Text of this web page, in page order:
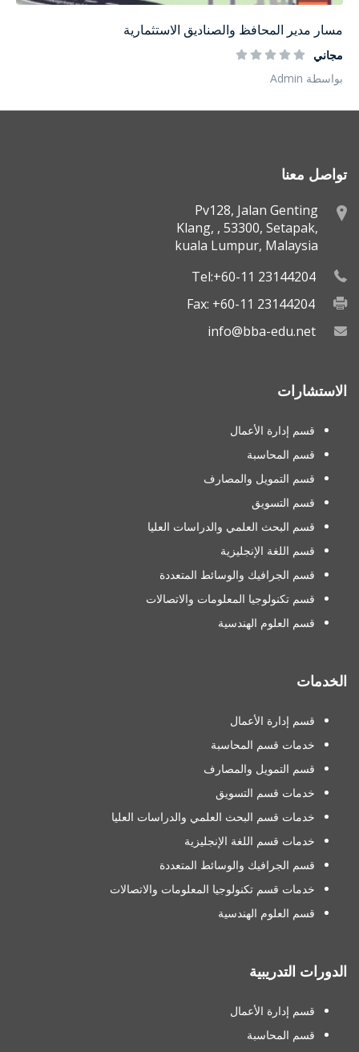
مسار مدير المحافظ والصناديق الاستثمارية
مجاني
بواسطة Admin
تواصل معنا
Pv128, Jalan Genting
Klang, , 53300, Setapak,
kuala Lumpur, Malaysia
Tel:+60-11 23144204
Fax: +60-11 23144204
info@bba-edu.net
الاستشارات
قسم إدارة الأعمال
قسم المحاسبة
قسم التمويل والمصارف
قسم التسويق
قسم البحث العلمي والدراسات العليا
قسم اللغة الإنجليزية
قسم الجرافيك والوسائط المتعددة
قسم تكنولوجيا المعلومات والاتصالات
قسم العلوم الهندسية
الخدمات
قسم إدارة الأعمال
خدمات قسم المحاسبة
قسم التمويل والمصارف
خدمات قسم التسويق
خدمات قسم البحث العلمي والدراسات العليا
خدمات قسم اللغة الإنجليزية
قسم الجرافيك والوسائط المتعددة
خدمات قسم تكنولوجيا المعلومات والاتصالات
قسم العلوم الهندسية
الدورات التدريبية
قسم إدارة الأعمال
قسم المحاسبة